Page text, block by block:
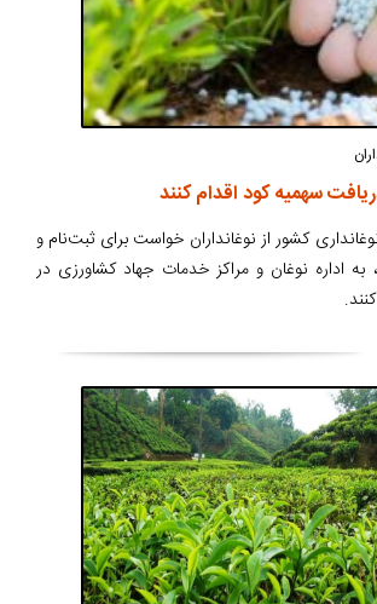
سهمیه کود اقدام کنند
کشور از نوغانداران خواست برای ثبت‌نام و
به اداره نوغان و مراکز خدمات جهاد کشاورزی در